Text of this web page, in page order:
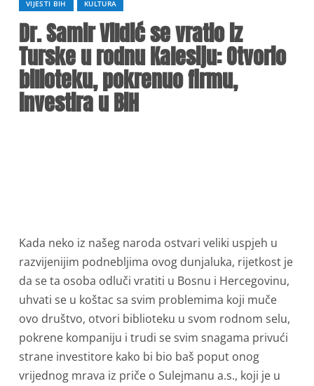
VIJESTI BIH KULTURA
Dr. Samir Vildić se vratio iz
Turske u rodnu Kalesiju: Otvorio
bilioteku, pokrenuo firmu,
investira u BiH
Kada neko iz našeg naroda ostvari veliki uspjeh u
razvijenijim podnebljima ovog dunjaluka, rijetkost je
da se ta osoba odluči vratiti u Bosnu i Hercegovinu,
uhvati se u koštac sa svim problemima koji muče
ovo društvo, otvori biblioteku u svom rodnom selu,
pokrene kompaniju i trudi se svim snagama privući
strane investitore kako bi bio baš poput onog
vrijednog mrava iz priče o Sulejmanu a.s., koji je u